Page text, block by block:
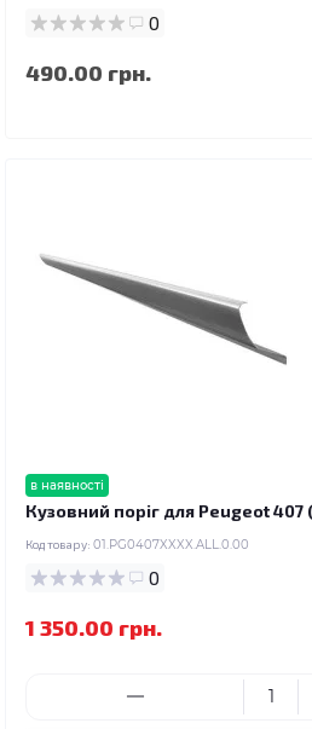
0
490.00 грн.
в наявності
Кузовний поріг для Peugeot 407
Код товару: 01.PG0407XXXX.ALL.0.00
0
1 350.00 грн.